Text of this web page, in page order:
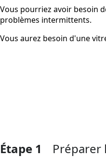
Vous pourriez avoir besoin
problèmes intermittents.
Vous aurez besoin d'une
Étape 1 Préparer